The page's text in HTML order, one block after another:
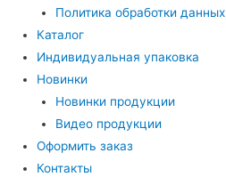
Политика обработки данных
Каталог
Индивидуальная упаковка
Новинки
Новинки продукции
Видео продукции
Оформить заказ
Контакты